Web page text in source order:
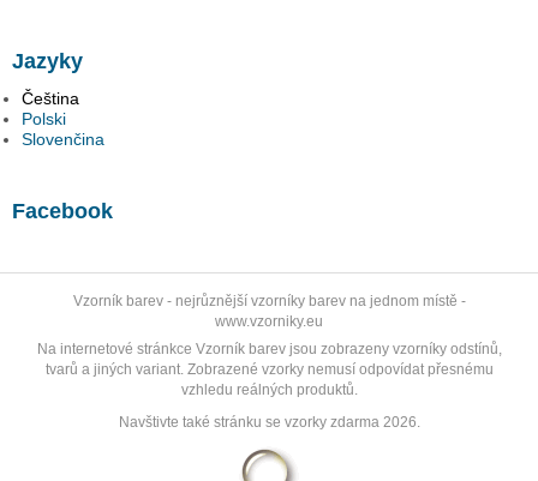
Jazyky
Čeština
Polski
Slovenčina
Facebook
Vzorník barev- nejrůznější vzorníky barev na jednom místě -
www.vzorniky.eu
Na internetové stránkce Vzorník barev jsou zobrazeny vzorníky odstínů,
tvarů a jiných variant. Zobrazené vzorky nemusí odpovídat přesnému
vzhledu reálných produktů.
Navštivte také stránku se vzorky zdarma 2026